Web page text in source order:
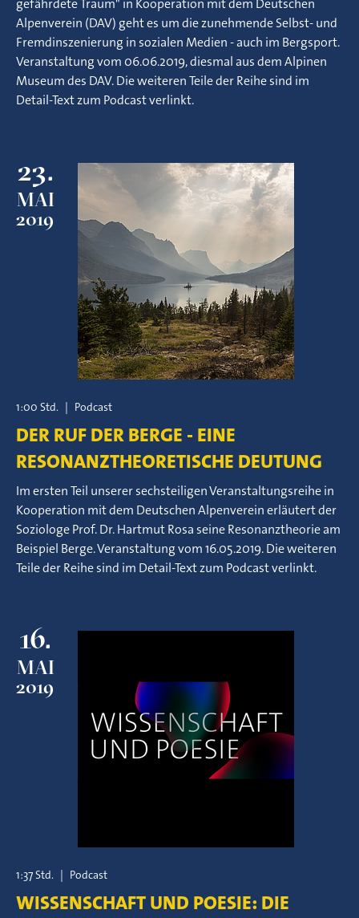
gefährdete Traum" in Kooperation mit dem Deutschen
Alpenverein (DAV) geht es um die zunehmende Selbst- und
Fremdinszenierung in sozialen Medien - auch im Bergsport.
Veranstaltung vom 06.06.2019, diesmal aus dem Alpinen
Museum des DAV. Die weiteren Teile der Reihe sind im
Detail-Text zum Podcast verlinkt.
23.
MAI
2019
1:00 Std. | Podcast
DER RUF DER BERGE - EINE
RESONANZTHEORETISCHE DEUTUNG
Im ersten Teil unserer sechsteiligen Veranstaltungsreihe in
Kooperation mit dem Deutschen Alpenverein erläutert der
Soziologe Prof. Dr. Hartmut Rosa seine Resonanztheorie am
Beispiel Berge. Veranstaltung vom 16.05.2019. Die weiteren
Teile der Reihe sind im Detail-Text zum Podcast verlinkt.
16.
MAI
2019
1:37 Std. | Podcast
WISSENSCHAFT UND POESIE: DIE